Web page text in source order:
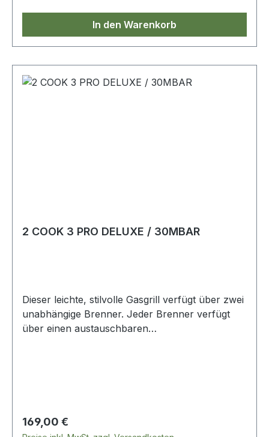
In den Warenkorb
2 COOK 3 PRO DELUXE / 30MBAR
Dieser leichte, stilvolle Gasgrill verfügt über zwei
unabhängige Brenner. Jeder Brenner verfügt
über einen austauschbaren
ist ideal für Camping, Vanlife und das Kochen auf
Abenteuern. Inhalt:1 x 2 Cook 3 Pro Deluxe mit
Regulärer Preis:
169,00 €